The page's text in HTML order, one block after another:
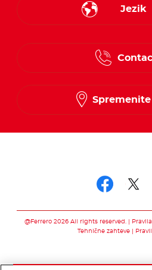
Jezik
@Ferrero 2026 All rights reserved.
Tehnične zahteve